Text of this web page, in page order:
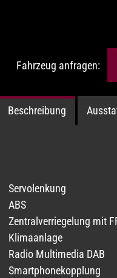
Fahrzeug anfragen:
Beschreibung
Servolenkung
ABS
Zentralverriegelung mit
Klimaanlage
Radio Multimedia DAB
Smartphonekopplung